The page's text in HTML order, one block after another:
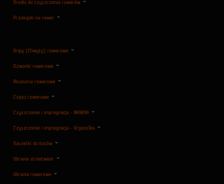
Środki do czyszczenia rowerów
Przekąski na rower
Gripy (Chwyty) rowerowe
Dzwonki rowerowe
Akcesoria rowerowe
Części rowerowe
Czyszczenie i impregnacja - NIKWAX
Czyszczenie i impregnacja - OrganoTex
Saszetki do butów
Ubrania streetwear
Ubrania rowerowe